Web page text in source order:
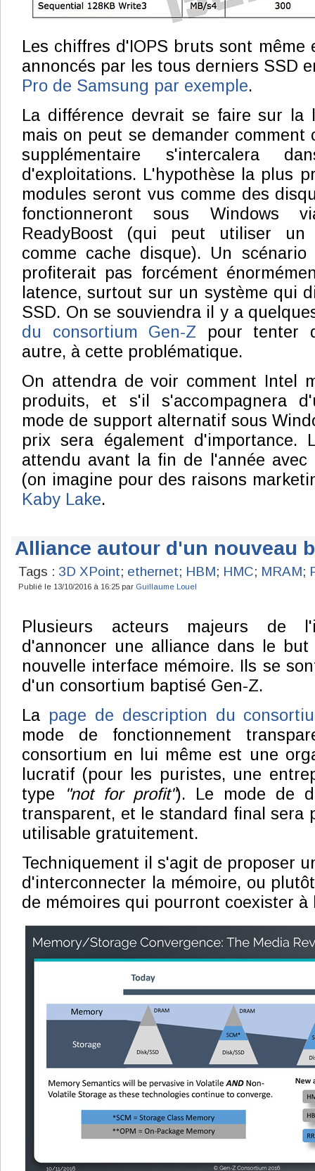
Les chiffres d'IOPS bruts sont même
annoncés par les tous derniers SSD
Pro de Samsung par exemple.
La différence devrait se faire sur la
mais on peut se demander comment
supplémentaire s'intercalera
d'exploitations. L'hypothèse la plus
modules seront vus comme des
fonctionneront sous Windows
ReadyBoost (qui peut utiliser un
comme cache disque). Un
profiterait pas forcément
latence, surtout sur un système qui
SSD. On se souviendra il y a
du consortium Gen-Z pour tenter
autre, à cette problématique.
On attendra de voir comment Intel
produits, et s'il s'accompagnera
mode de support alternatif sous
prix sera également d'importance.
attendu avant la fin de l'année avec
(on imagine pour des raisons
Kaby Lake.
Alliance autour d'un nouveau
Tags : 3D XPoint; ethernet; HBM; HMC; MRAM;
Publié le 13/10/2016 à 16:25 par Guillaume Louel
Plusieurs acteurs majeurs de
d'annoncer une alliance dans le
nouvelle interface mémoire. Ils se
d'un consortium baptisé Gen-Z.
La page de description du
mode de fonctionnement
consortium en lui même est une
lucratif (pour les puristes, une
type
"not for profit"). Le mode de
transparent, et le standard final sera
utilisable gratuitement.
Techniquement il s'agit de proposer
d'interconnecter la mémoire, ou
de mémoires qui pourront coexister à